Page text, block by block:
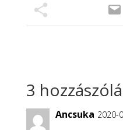
3
Ancsuka 2020-